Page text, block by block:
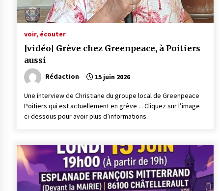
voir, écouter
[vidéo] Grève chez Greenpeace, à Poitiers
aussi
Rédaction 15 juin 2026
Une interview de Christiane du groupe local de Greenpeace
Poitiers qui est actuellement en grève . . Cliquez sur l’image
ci-dessous pour avoir plus d’informations. .